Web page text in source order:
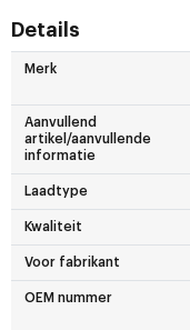
Details
Merk
Aanvullend
artikel/aanvullende
informatie
Laadtype
Kwaliteit
Voor fabrikant
OEM nummer